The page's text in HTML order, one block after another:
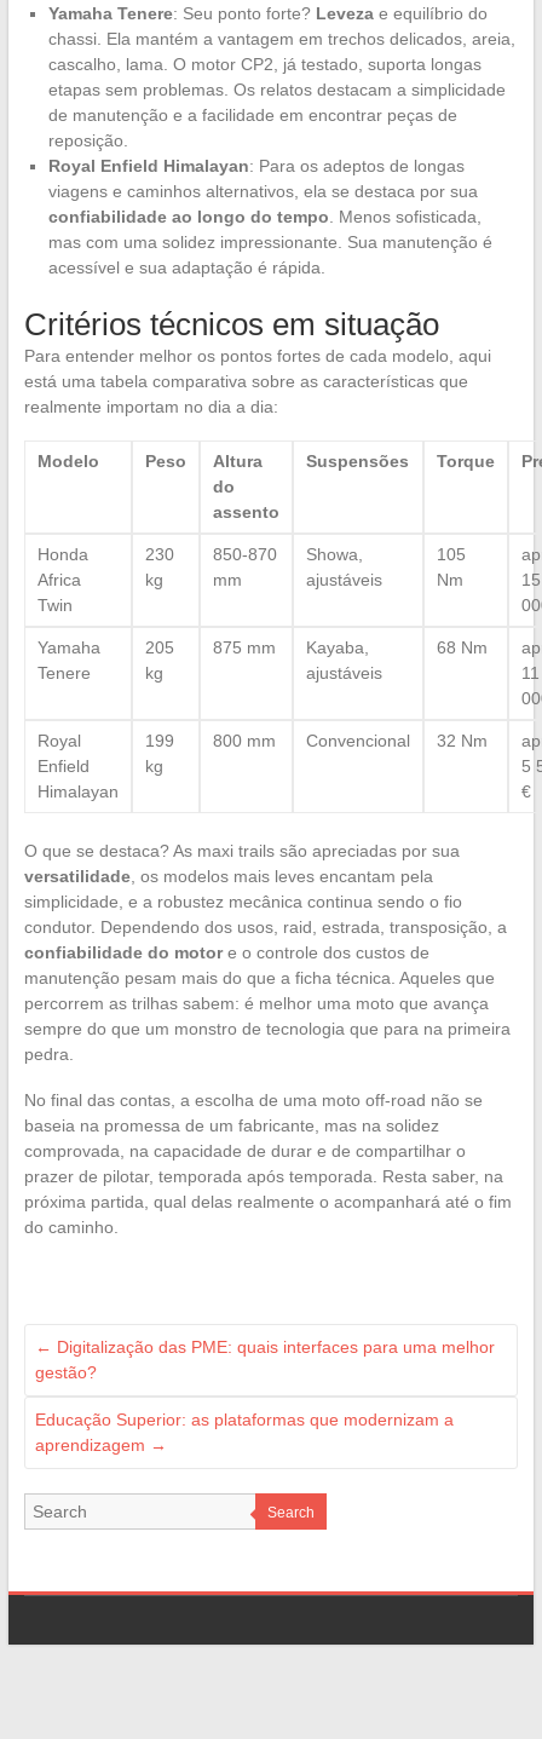
Yamaha Tenere: Seu ponto forte? Levezae equilíbrio do
chassi. Ela mantém a vantagem em trechos delicados, areia,
cascalho, lama. O motor CP2, já testado, suporta longas
etapas sem problemas. Os relatos destacam a simplicidade
de manutenção e a facilidade em encontrar peças de
reposição.
Royal Enfield Himalayan: Para os adeptos de longas
viagens e caminhos alternativos, ela se destaca por sua
confiabilidade ao longo do tempo . Menos sofisticada,
mas com uma solidez impressionante. Sua manutenção é
acessível e sua adaptação é rápida.
Critérios técnicos em situação
Para entender melhor os pontos fortes de cada modelo, aqui
está uma tabela comparativa sobre as características que
realmente importam no dia a dia:
Modelo Peso
Altura
do
assento
Suspensões Torque
Honda
Africa
Twin
230
kg
850-870
mm
Showa,
ajustáveis
105
Nm
15
Yamaha
Tenere
205
kg
875 mm
Kayaba,
ajustáveis
68 Nm
11
Royal
Enfield
Himalayan
199
kg
800 mm Convencional 32 Nm
5
€
O que se destaca? As maxi trails são apreciadas por sua
versatilidade, os modelos mais leves encantam pela
simplicidade, e a robustez mecânica continua sendo o fio
condutor. Dependendo dos usos, raid, estrada, transposição, a
confiabilidade do motore o controle dos custos de
manutenção pesam mais do que a ficha técnica. Aqueles que
percorrem as trilhas sabem: é melhor uma moto que avança
sempre do que um monstro de tecnologia que para na primeira
pedra.
No final das contas, a escolha de uma moto off-road não se
baseia na promessa de um fabricante, mas na solidez
comprovada, na capacidade de durar e de compartilhar o
prazer de pilotar, temporada após temporada. Resta saber, na
próxima partida, qual delas realmente o acompanhará até o fim
do caminho.
← Digitalização das PME: quais interfaces para uma melhor
gestão?
Educação Superior: as plataformas que modernizam a
aprendizagem →
Search